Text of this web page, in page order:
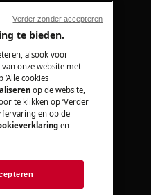
te bieden.
alsook voor
onze website met
cookies
op de website,
te klikken op ‘Verder
en op de
en
Verder zonder accepteren